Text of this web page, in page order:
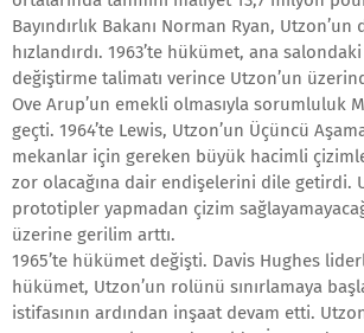
Bayındırlık Bakanı Norman Ryan,
hızlandırdı. 1963’te hükümet, ana
değiştirme talimatı verince Utzon’un
Ove Arup’un emekli olmasıyla sorumluluk
geçti. 1964’te Lewis, Utzon’un Üçüncü
mekanlar için gereken büyük hacimli
zor olacağına dair endişelerini dile getirdi.
prototipler yapmadan çizim
üzerine gerilim arttı.
1965’te hükümet değişti. Davis Hughes
hükümet, Utzon’un rolünü sınırlamaya
istifasının ardından inşaat devam etti.